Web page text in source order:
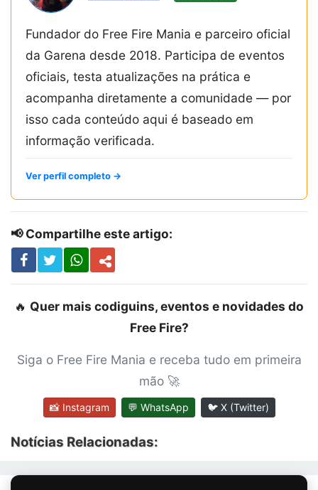
Fundador do Free Fire Mania e parceiro oficial
da Garena desde 2018. Participa de eventos
oficiais, testa atualizações na prática e
acompanha diretamente a comunidade — por
isso cada conteúdo aqui é baseado em
informação verificada.
Ver perfil completo →
📢 Compartilhe este artigo:
🔥 Quer mais codiguins, eventos e novidades do
Free Fire?
Siga o Free Fire Mania e receba tudo em primeira
mão 🚀
📸 Instagram 💬 WhatsApp 🐦 X (Twitter)
Notícias Relacionadas: